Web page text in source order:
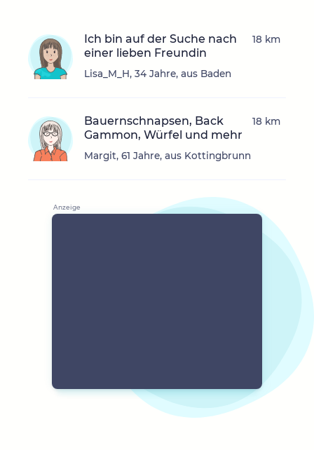
Ich bin auf der Suche nach
einer lieben Freundin
Lisa_M_H, 34 Jahre, aus Baden
18 km
Bauernschnapsen, Back
Gammon, Würfel und mehr
Margit, 61 Jahre, aus Kottingbrunn
18 km